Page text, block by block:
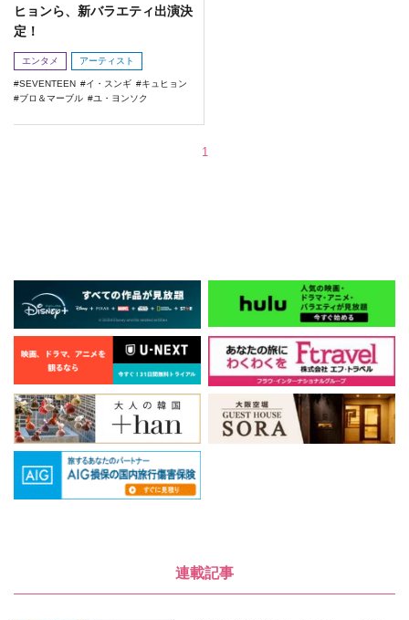
ヒョンら、新バラエティ出演決
定！
エンタメ アーティスト
SEVENTEEN イ・スンギ
キュヒョン
ブロ＆マーブル
ユ・ヨンソク
1
連載記事